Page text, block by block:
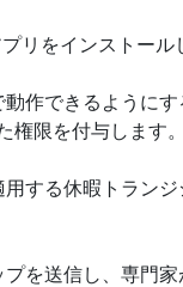
リをインストール
動作できるように
権限を付与します。
用する休暇トラン
プを送信し、専門